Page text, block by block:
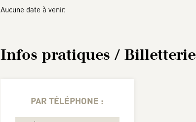
Aucune date à venir.
Infos pratiques / Billetterie
PAR TÉLÉPHONE :